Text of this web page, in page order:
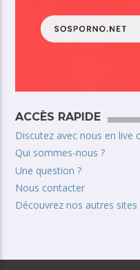
ACCÈS RAPIDE
Discutez avec nous en live
Qui sommes-nous ?
Une question ?
Nous contacter
Découvrez nos autres sites